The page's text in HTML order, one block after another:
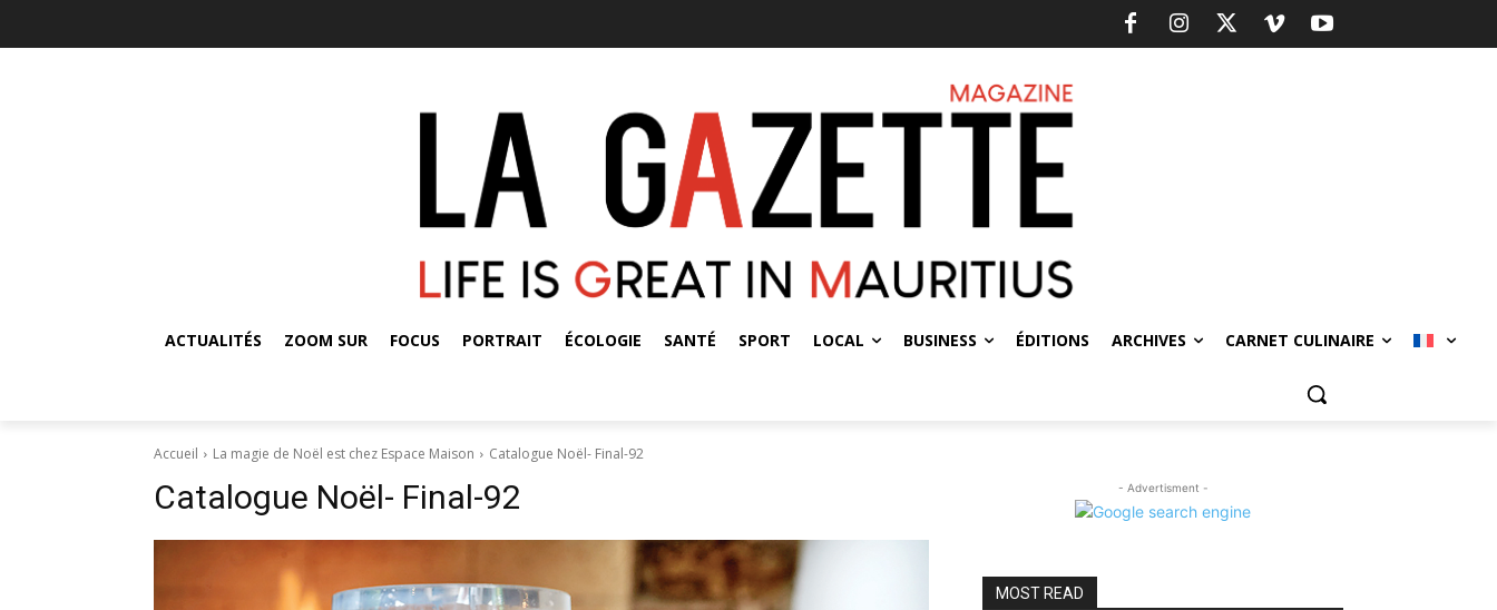
ACTUALITÉS ZOOM SUR FOCUS PORTRAIT ÉCOLOGIE SANTÉ SPORT LOCAL BUSINESS ÉDITIONS ARCHIVES CARNET CULINAIRE
Accueil La magie de Noël est chez Espace Maison Catalogue Noël- Final-92
Catalogue Noël- Final-92 - Advertisment -
MOST READ